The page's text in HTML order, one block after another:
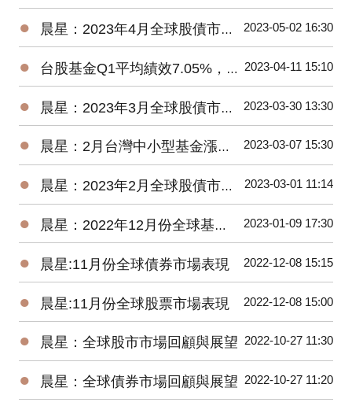
● 晨星：2023年4月全球股債市展望 2023-05-02 16:30
● 台股基金Q1平均績效7.05%，台灣中小型平均報酬率來到18.93% 2023-04-11 15:10
● 晨星：2023年3月全球股債市展望 2023-03-30 13:30
● 晨星：2月台灣中小型基金漲逾4%，債券基金全軍覆沒 2023-03-07 15:30
● 晨星：2023年2月全球股債市展望 2023-03-01 11:14
● 晨星：2022年12月份全球基金市場年報 2023-01-09 17:30
● 晨星:11月份全球債券市場表現 2022-12-08 15:15
● 晨星:11月份全球股票市場表現 2022-12-08 15:00
● 晨星：全球股市市場回顧與展望 2022-10-27 11:30
● 晨星：全球債券市場回顧與展望 2022-10-27 11:20